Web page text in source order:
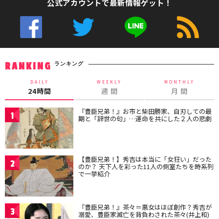
公式アカウントで最新情報ゲット！
RANKING ランキング
DAILY
24時間
WEEKLY
週 間
MONTHLY
月 間
1 『豊臣兄弟！』お市と柴田勝家、自刃しての最
期と「辞世の句」…運命を共にした２人の悲劇
2 【豊臣兄弟！】秀吉は本当に「女狂い」だった
のか？ 天下人を彩った11人の側室たちを時系列
で一挙紹介
3 『豊臣兄弟！』茶々＝悪女はほぼ創作？秀吉が
溺愛、豊臣家滅亡を背負わされた茶々(井上和)